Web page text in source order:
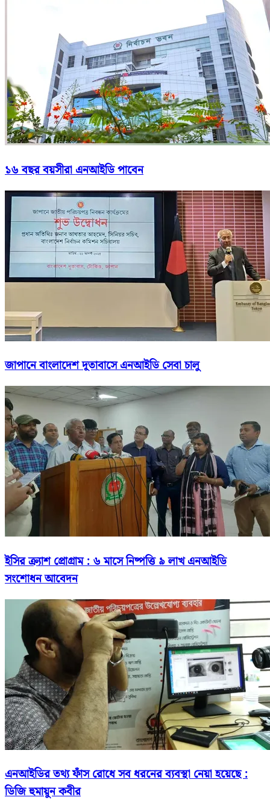
১৬ বছর বয়সীরা এনআইডি পাবেন
জাপানে বাংলাদেশ দূতাবাসে এনআইডি সেবা চালু
ইসির ক্র্যাশ প্রোগ্রাম : ৬ মাসে নিষ্পত্তি ৯ লাখ এনআইডি
সংশোধন আবেদন
এনআইডির তথ্য ফাঁস রোধে সব ধরনের ব্যবস্থা নেয়া হয়েছে :
ডিজি হুমায়ুন কবীর